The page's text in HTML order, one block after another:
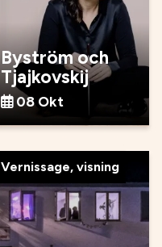
Byström och
Tjajkovskij
08 Okt
Vernissage, visning